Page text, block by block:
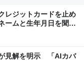
レジットカードを止め
ームと生年月日を聞か
本人確認が取れまし
見解を明示 「AIカバ